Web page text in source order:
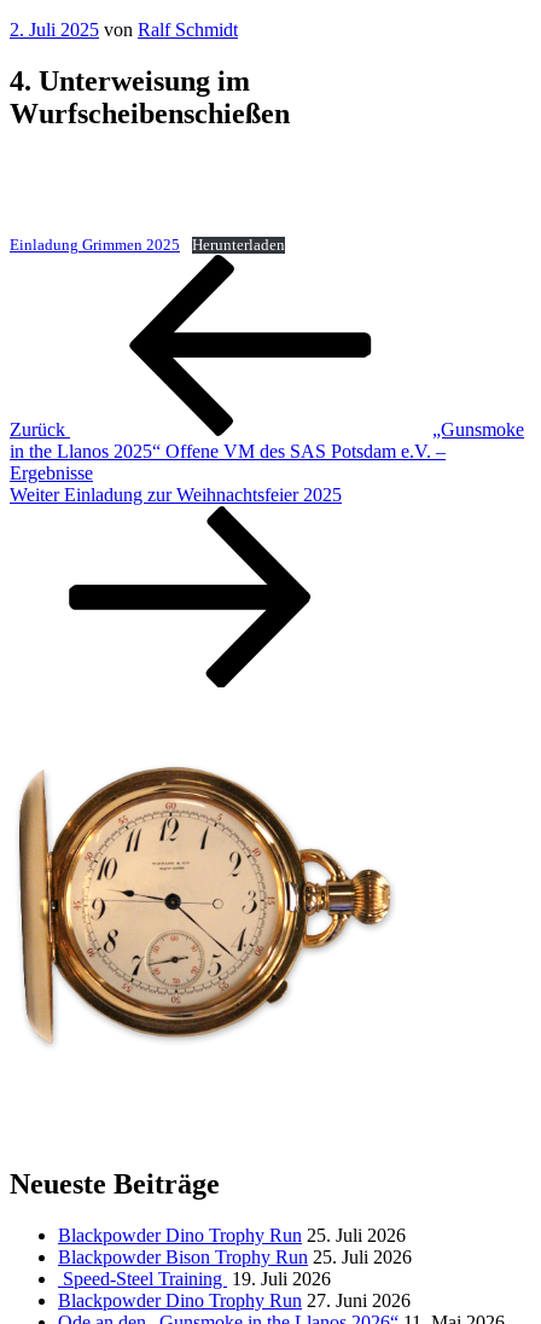
Veröffentlicht
2. Juli 2025 von Ralf Schmidt
4. Unterweisung im
Wurfscheibenschießen
Einladung Grimmen 2025 Herunterladen
Beitragsnavigation
Zurück
„Gunsmoke
in the Llanos 2025“ Offene VM des SAS Potsdam e.V. –
Ergebnisse
Nächster
Weiter Einladung zur Weihnachtsfeier 2025
Neueste Beiträge
Blackpowder Dino Trophy Run 25. Juli 2026
Blackpowder Bison Trophy Run 25. Juli 2026
Speed-Steel Training 19. Juli 2026
Blackpowder Dino Trophy Run 27. Juni 2026